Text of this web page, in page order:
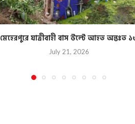
মেহেরপুরে যাত্রীবাহী বাস উল্টে আহত অন্তঃত
July 21, 2026